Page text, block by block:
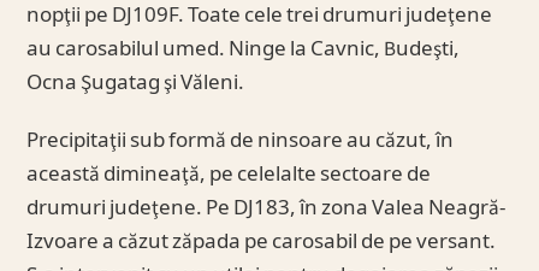
nopţii pe DJ109F. Toate cele trei drumuri judeţene
au carosabilul umed. Ninge la Cavnic, Budeşti,
Ocna Şugatag şi Văleni.
Precipitaţii sub formă de ninsoare au căzut, în
această dimineaţă, pe celelalte sectoare de
drumuri judeţene. Pe DJ183, în zona Valea Neagră-
Izvoare a căzut zăpada pe carosabil de pe versant.